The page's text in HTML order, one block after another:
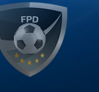
con 4 unidades,